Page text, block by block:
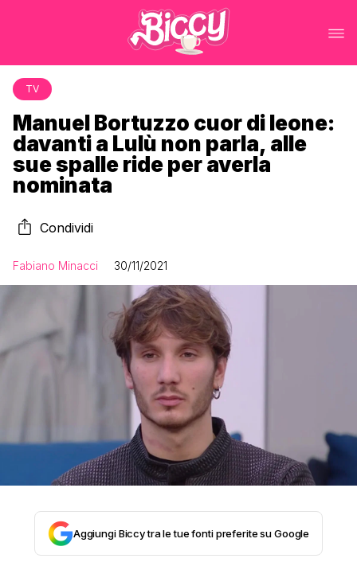
TV
Manuel Bortuzzo cuor di leone:
davanti a Lulù non parla, alle
sue spalle ride per averla
nominata
Condividi
Fabiano Minacci 30/11/2021
Aggiungi Biccy tra le tue fonti preferite su Google